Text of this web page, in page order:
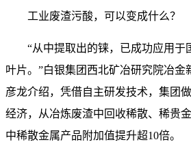
工业废渣污酸，可以变成什么？
“从中提取出的铼，已成功应用于
叶片。”白银集团西北矿冶研究院冶金
彦龙介绍，凭借自主研发技术，集团
经济，从冶炼废渣中回收稀散、稀贵
中稀散金属产品附加值提升超10倍。